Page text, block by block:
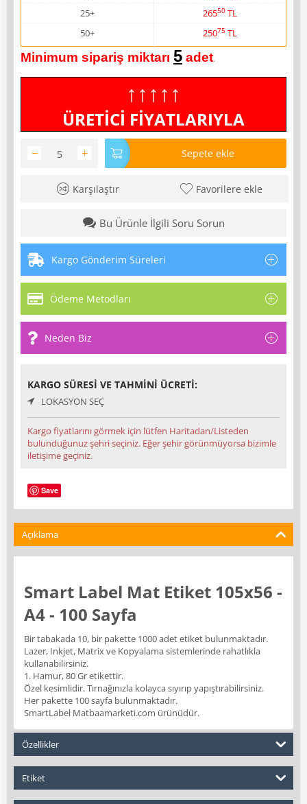
25+
26550 TL
50+
25075 TL
Minimum sipariş miktarı 5 adet.
↑↑↑↑↑
ÜRETİCİ FİYATLARIYLA
+
− Sepete ekle
Karşılaştır Favorilere ekle
Bu Ürünle İlgili Soru Sorun
Kargo Gönderim Süreleri
Ödeme Metodları
Neden Biz
KARGO SÜRESI VE TAHMINI ÜCRETI:
LOKASYON SEÇ
Kargo fiyatlarını görmek için lütfen Haritadan/Listeden
bulunduğunuz şehri seçiniz. Eğer şehir görünmüyorsa bizimle
iletişime geçiniz.
Save
Açıklama
Smart Label Mat Etiket 105x56 -
A4 - 100 Sayfa
Bir tabakada 10, bir pakette 1000 adet etiket bulunmaktadır.
Lazer, Inkjet, Matrix ve Kopyalama sistemlerinde rahatlıkla
kullanabilirsiniz.
1. Hamur, 80 Gr etikettir.
Özel kesimlidir. Tırnağınızla kolayca sıyırıp yapıştırabilirsiniz.
Her pakette 100 sayfa bulunmaktadır.
SmartLabel Matbaamarketi.com ürünüdür.
Özellikler
Etiket